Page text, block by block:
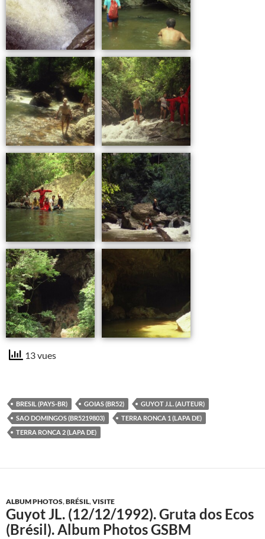
13 vues
BRESIL (PAYS-BR) GOIAS (BR52)
GUYOT J.L. (AUTEUR)
SAO DOMINGOS (BR5219803)
TERRA RONCA 1 (LAPA DE)
TERRA RONCA 2 (LAPA DE)
ALBUM PHOTOS,BRÉSIL,VISITE
Guyot JL. (12/12/1992). Gruta dos Ecos
(Brésil). Album Photos GSBM